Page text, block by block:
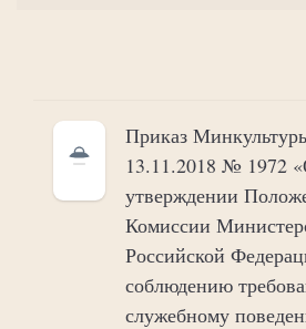
Приказ
13.11.2018 № 1972
утверждении
Комиссии
Российской
соблюдению
служебному